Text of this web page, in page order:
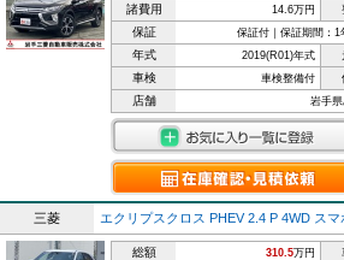
諸費用 14.6万円
保証 保証付｜保証期間：1
年式 2019(R01)年式
車検 車検整備付
店舗 岩手
三菱 エクリプスクロス PHEV 2.4 P 4WD ス
総額 310.5万円